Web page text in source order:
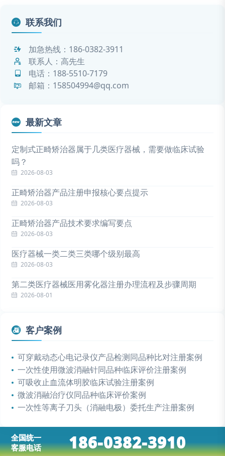
联系我们
加急热线： 186-0382-3911
联系人：高先生
电话： 188-5510-7179
邮箱：158504994@qq.com
最新文章
定制式正畸矫治器属于几类医疗器械，需要做临床试验
吗？
2026-08-03
正畸矫治器产品注册申报核心要点提示
2026-08-03
正畸矫治器产品技术要求编写要点
2026-08-03
医疗器械一类二类三类哪个级别最高
2026-08-03
第二类医疗器械医用雾化器注册办理流程及步骤周期
2026-08-01
客户案例
可穿戴动态心电记录仪产品检测同品种比对注册案例
一次性使用微波消融针同品种临床评价注册案例
可吸收止血流体明胶临床试验注册案例
微波消融治疗仪同品种临床评价案例
一次性等离子刀头（消融电极）委托生产注册案例
全国统一
客服电话
186-0382-3910